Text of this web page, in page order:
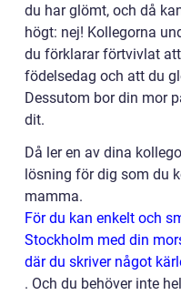
du har glömt, och då
högt: nej! Kollegorna
du förklarar förtvivlat
födelsedag och att du
Dessutom bor din mor
dit.
Då ler en av dina
lösning för dig som du
mamma.
För du kan enkelt och
Stockholm med din
där du skriver något
. Och du behöver inte